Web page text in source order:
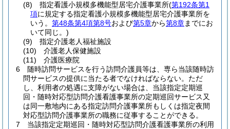
(8)
指定看護小規模多機能型居宅介護事業所(第192条第1
項に規定する指定看護小規模多機能型居宅介護事業所を
いう。 第48条第4項第8号および第5章から第8章までにお
いて同じ。)
(9)
指定介護老人福祉施設
(10)
介護老人保健施設
(11)
介護医療院
6
随時訪問サービスを行う訪問介護員等は、専ら当該随時訪
問サービスの提供に当たる者でなければならない。 ただ
し、利用者の処遇に支障がない場合は、当該指定定期巡
回・随時対応型訪問介護看護事業所の定期巡回サービス又
は同一敷地内にある指定訪問介護事業所もしくは指定夜間
対応型訪問介護事業所の職務に従事することができる。
7
当該指定定期巡回・随時対応型訪問介護看護事業所の利用